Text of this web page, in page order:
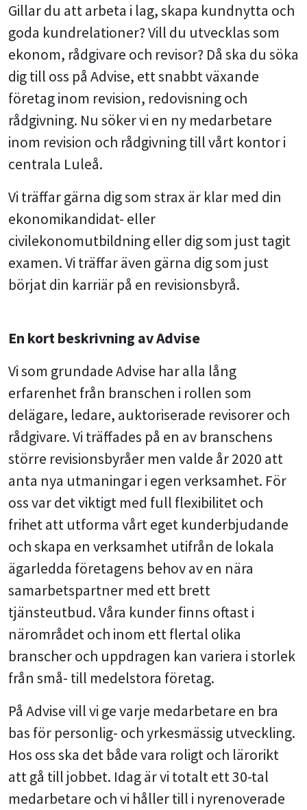
Gillar du att arbeta i lag, skapa kundnytta och
goda kundrelationer? Vill du utvecklas som
ekonom, rådgivare och revisor? Då ska du söka
dig till oss på Advise, ett snabbt växande
företag inom revision, redovisning och
rådgivning. Nu söker vi en ny medarbetare
inom revision och rådgivning till vårt kontor i
centrala Luleå.
Vi träffar gärna dig som strax är klar med din
ekonomikandidat- eller
civilekonomutbildning eller dig som just tagit
examen. Vi träffar även gärna dig som just
börjat din karriär på en revisionsbyrå.
En kort beskrivning av Advise
Vi som grundade Advise har alla lång
erfarenhet från branschen i rollen som
delägare, ledare, auktoriserade revisorer och
rådgivare. Vi träffades på en av branschens
större revisionsbyråer men valde år 2020 att
anta nya utmaningar i egen verksamhet. För
oss var det viktigt med full flexibilitet och
frihet att utforma vårt eget kunderbjudande
och skapa en verksamhet utifrån de lokala
ägarledda företagens behov av en nära
samarbetspartner med ett brett
tjänsteutbud. Våra kunder finns oftast i
närområdet och inom ett flertal olika
branscher och uppdragen kan variera i storlek
från små- till medelstora företag.
På Advise vill vi ge varje medarbetare en bra
bas för personlig- och yrkesmässig utveckling.
Hos oss ska det både vara roligt och lärorikt
att gå till jobbet. Idag är vi totalt ett 30-tal
medarbetare och vi håller till i nyrenoverade